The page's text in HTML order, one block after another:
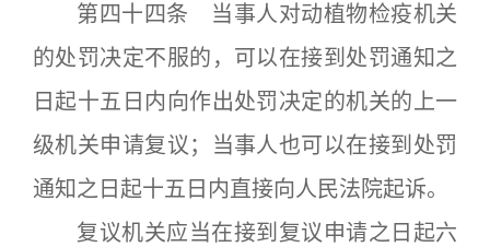
第四十四条 当事人对动植物检疫机关
的处罚决定不服的，可以在接到处罚通知之
日起十五日内向作出处罚决定的机关的上一
级机关申请复议；当事人也可以在接到处罚
通知之日起十五日内直接向人民法院起诉。
复议机关应当在接到复议申请之日起六